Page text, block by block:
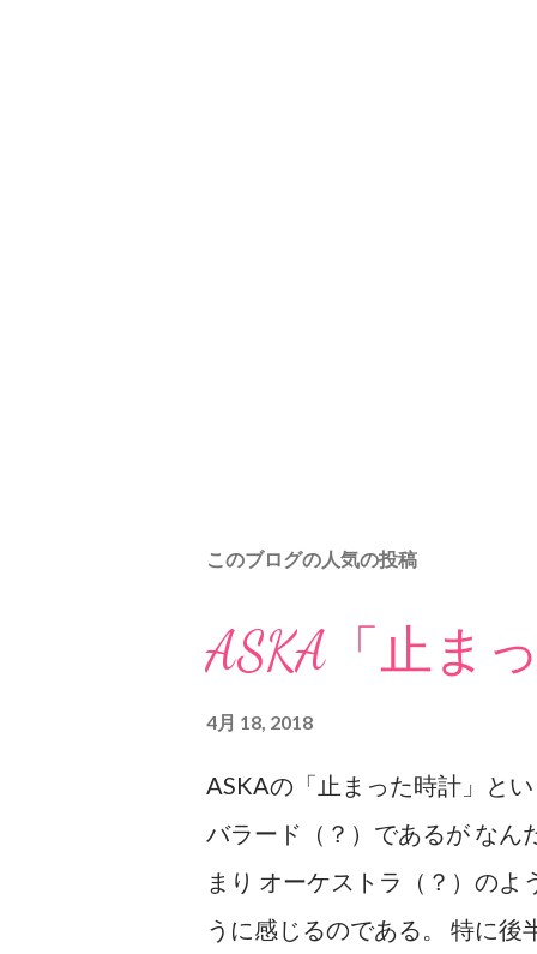
このブログの人気の投稿
ASKA「止ま
4月 18, 2018
ASKAの「止まった時計」と
バラード（？）であるが なん
まり オーケストラ（？）の
うに感じるのである。 特に